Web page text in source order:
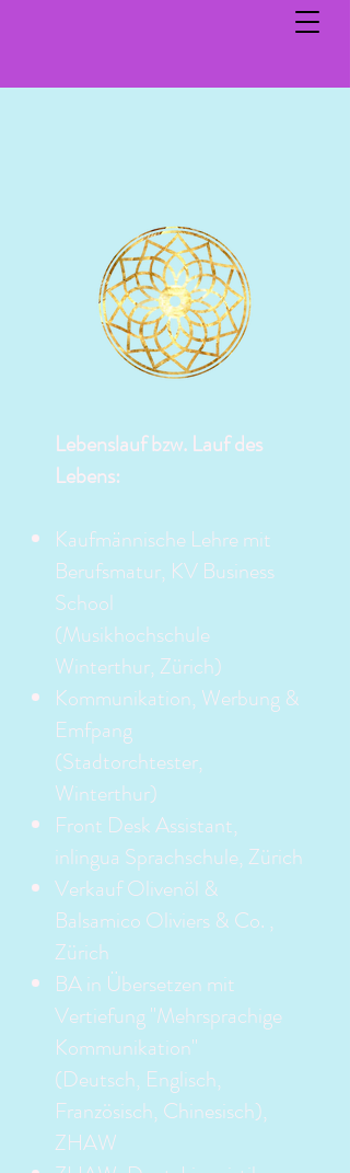
Lebenslauf bzw. Lauf des
Lebens:
Kaufmännische Lehre mit
Berufsmatur, KV Business
School
(Musikhochschule
Winterthur, Zürich)
Kommunikation, Werbung &
Emfpang
(Stadtorchtester,
Winterthur)
Front Desk Assistant,
inlingua Sprachschule, Zürich
Verkauf Olivenöl &
Balsamico Oliviers & Co. ,
Zürich
BA in Übersetzen mit
Vertiefung "Mehrsprachige
Kommunikation"
(Deutsch, Englisch,
Französisch, Chinesisch),
ZHAW